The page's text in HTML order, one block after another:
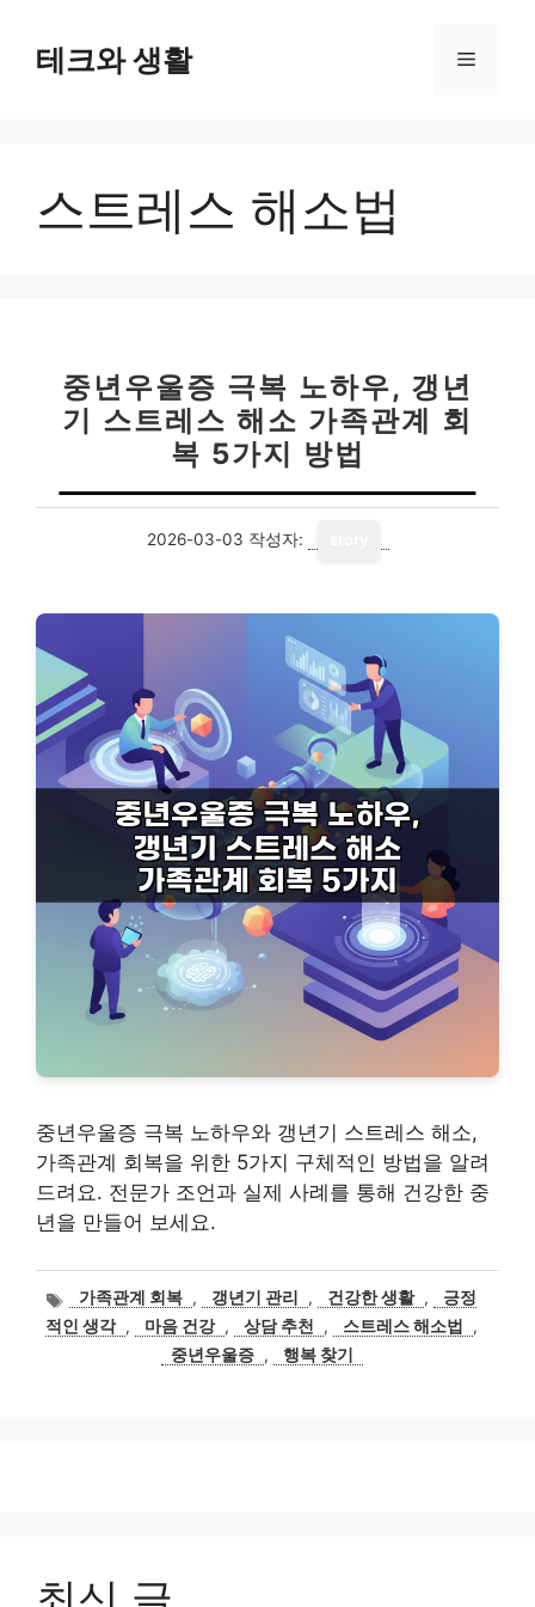
테크와 생활 메
스트레스 해소법
중년우울증 극복 노하우, 갱년
기 스트레스 해소 가족관계 회
복 5가지 방법
2026-03-03 작성자:
중년우울증 극복 노하우와 갱년기 스트레스 해소,
가족관계 회복을 위한 5가지 구체적인 방법을 알려
드려요. 전문가 조언과 실제 사례를 통해 건강한 중
년을 만들어 보세요.
태
그
가족관계 회복 , 갱년기 관리 , 건강한 생활 ,
긍정
적인 생각 , 마음 건강 , 상담 추천 , 스트레스 해소법
,
중년우울증 , 행복 찾기